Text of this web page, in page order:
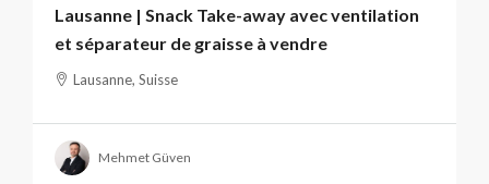
Lausanne | Snack Take-away avec ventilation
et séparateur de graisse à vendre
Lausanne, Suisse
Mehmet Güven